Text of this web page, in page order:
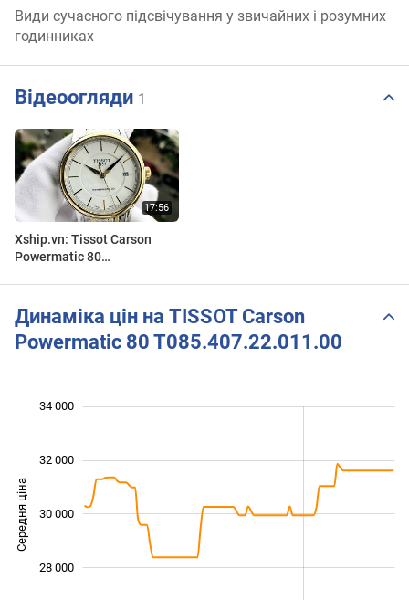
Види сучасного підсвічування у звичайних і розумних
годинниках
Відеоогляди 1
Xship.vn: Tissot Carson
Powermatic 80
Динаміка цін на TISSOT Carson
Powermatic 80 T085.407.22.011.00
Середня ціна 26 000
28 000
30 000
32 000
34 000